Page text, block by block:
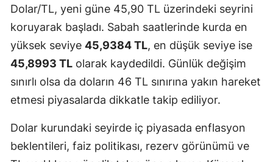
Dolar/TL, yeni güne 45,90 TL üzerindeki seyrini
koruyarak başladı. Sabah saatlerinde kurda en
yüksek seviye 45,9384 TL, en düşük seviye ise
45,8993 TL olarak kaydedildi. Günlük değişim
sınırlı olsa da doların 46 TL sınırına yakın hareket
etmesi piyasalarda dikkatle takip ediliyor.
Dolar kurundaki seyirde iç piyasada enflasyon
beklentileri, faiz politikası, rezerv görünümü ve